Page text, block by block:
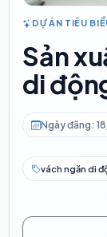
DỰ ÁN TIÊU
Sản
di
Ngày đăng:
vách ngăn di